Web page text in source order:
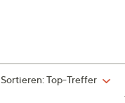
Sortieren:Top-Treffer